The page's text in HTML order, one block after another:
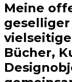
Meine
Bücher,